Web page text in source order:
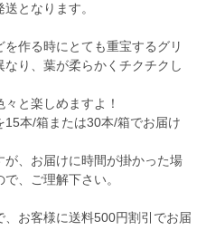
となります。
作る時にとても重宝するグリ
り、葉が柔らかくチクチクし
と楽しめますよ！
本/箱または30本/箱でお届け
、お届けに時間が掛かった場
、ご理解下さい。
お客様に送料500円割引でお届